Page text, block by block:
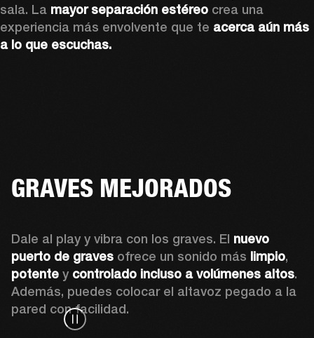
sala. La mayor separación estéreo crea una
experiencia más envolvente que te acerca aún más
a lo que escuchas.
GRAVES MEJORADOS
Dale al play y vibra con los graves. El nuevo
puerto de graves ofrece un sonido más limpio
potente y controlado incluso a volúmenes altos.
Además, puedes colocar el altavoz pegado a la
pared con facilidad.